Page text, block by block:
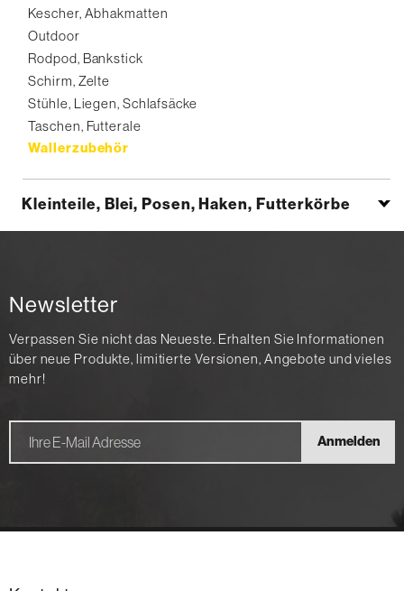
Kescher, Abhakmatten
Outdoor
Rodpod, Bankstick
Schirm, Zelte
Stühle, Liegen, Schlafsäcke
Taschen, Futterale
Wallerzubehör
Kleinteile, Blei, Posen, Haken, Futterkörbe
Newsletter
Verpassen Sie nicht das Neueste. Erhalten Sie Informationen
über neue Produkte, limitierte Versionen, Angebote und vieles
mehr!
Anmelden